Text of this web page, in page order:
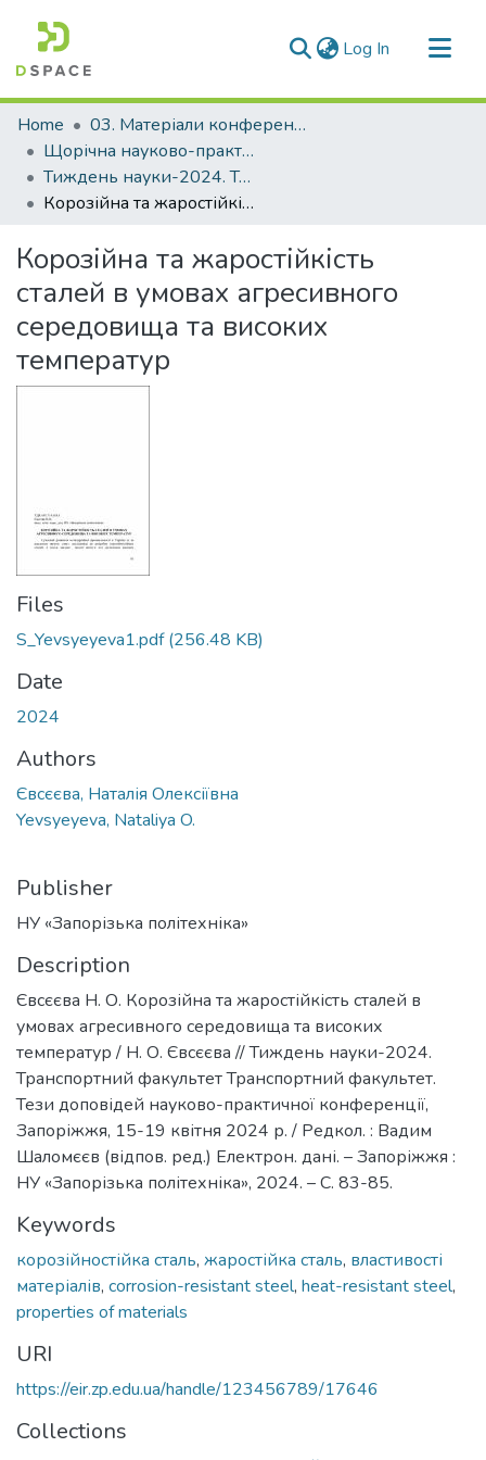
Log In (current)
Communities & Collections
All of DSpace
Statistics
Home
03. Матеріали конференцій та семінарів
Щорічна науково-практична конференція «Тиждень науки»
Тиждень науки-2024. Транспортний факультет
Корозійна та жаростійкість сталей в умовах агресивного середовища та високих температур
Корозійна та жаростійкість
сталей в умовах агресивного
середовища та високих
температур
Files
S_Yevsyeyeva1.pdf(256.48 KB)
Date
2024
Authors
Євсєєва, Наталія Олексіївна
Yevsyeyeva, Nataliya O.
Publisher
НУ «Запорізька політехніка»
Description
Євсєєва Н. О. Корозійна та жаростійкість сталей в
умовах агресивного середовища та високих
температур / Н. О. Євсєєва // Тиждень науки-2024.
Транспортний факультет Транспортний факультет.
Тези доповідей науково-практичної конференції,
Запоріжжя, 15-19 квітня 2024 р. / Редкол. : Вадим
Шаломєєв (відпов. ред.) Електрон. дані. – Запоріжжя :
НУ «Запорізька політехніка», 2024. – С. 83-85.
Keywords
корозійностійка сталь, жаростійка сталь, властивості
матеріалів, corrosion-resistant steel, heat-resistant steel,
properties of materials
URI
https://eir.zp.edu.ua/handle/123456789/17646
Collections